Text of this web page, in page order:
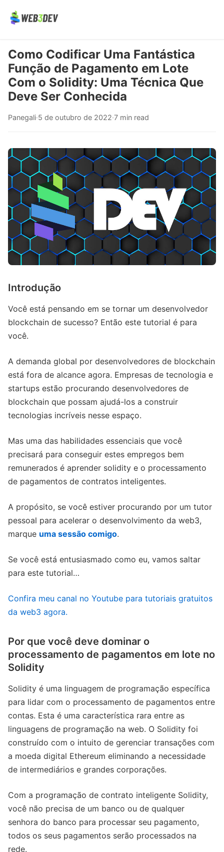
Como Codificar Uma Fantástica
Função de Pagamento em Lote
Com o Solidity: Uma Técnica Que
Deve Ser Conhecida
Panegali·5 de outubro de 2022·7 min read
Introdução
Você está pensando em se tornar um desenvolvedor
blockchain de sucesso? Então este tutorial é para
você.
A demanda global por desenvolvedores de blockchain
está fora de alcance agora. Empresas de tecnologia e
startups estão procurando desenvolvedores de
blockchain que possam ajudá-los a construir
tecnologias incríveis nesse espaço.
Mas uma das habilidades essenciais que você
precisará para conseguir estes empregos bem
remunerados é aprender solidity e o processamento
de pagamentos de contratos inteligentes.
A propósito, se você estiver procurando por um tutor
pessoal para acelerar o desenvolvimento da web3,
marque uma sessão comigo.
Se você está entusiasmado como eu, vamos saltar
para este tutorial…
Confira meu canal no Youtube para tutoriais gratuitos
da web3 agora.
Por que você deve dominar o
processamento de pagamentos em lote no
Solidity
Solidity é uma linguagem de programação específica
para lidar com o processamento de pagamentos entre
contas. Esta é uma característica rara entre as
linguagens de programação na web. O Solidity foi
construído com o intuito de gerenciar transações com
a moeda digital Ethereum eliminando a necessidade
de intermediários e grandes corporações.
Com a programação de contrato inteligente Solidity,
você não precisa de um banco ou de qualquer
senhora do banco para processar seu pagamento,
todos os seus pagamentos serão processados ​​na
rede.